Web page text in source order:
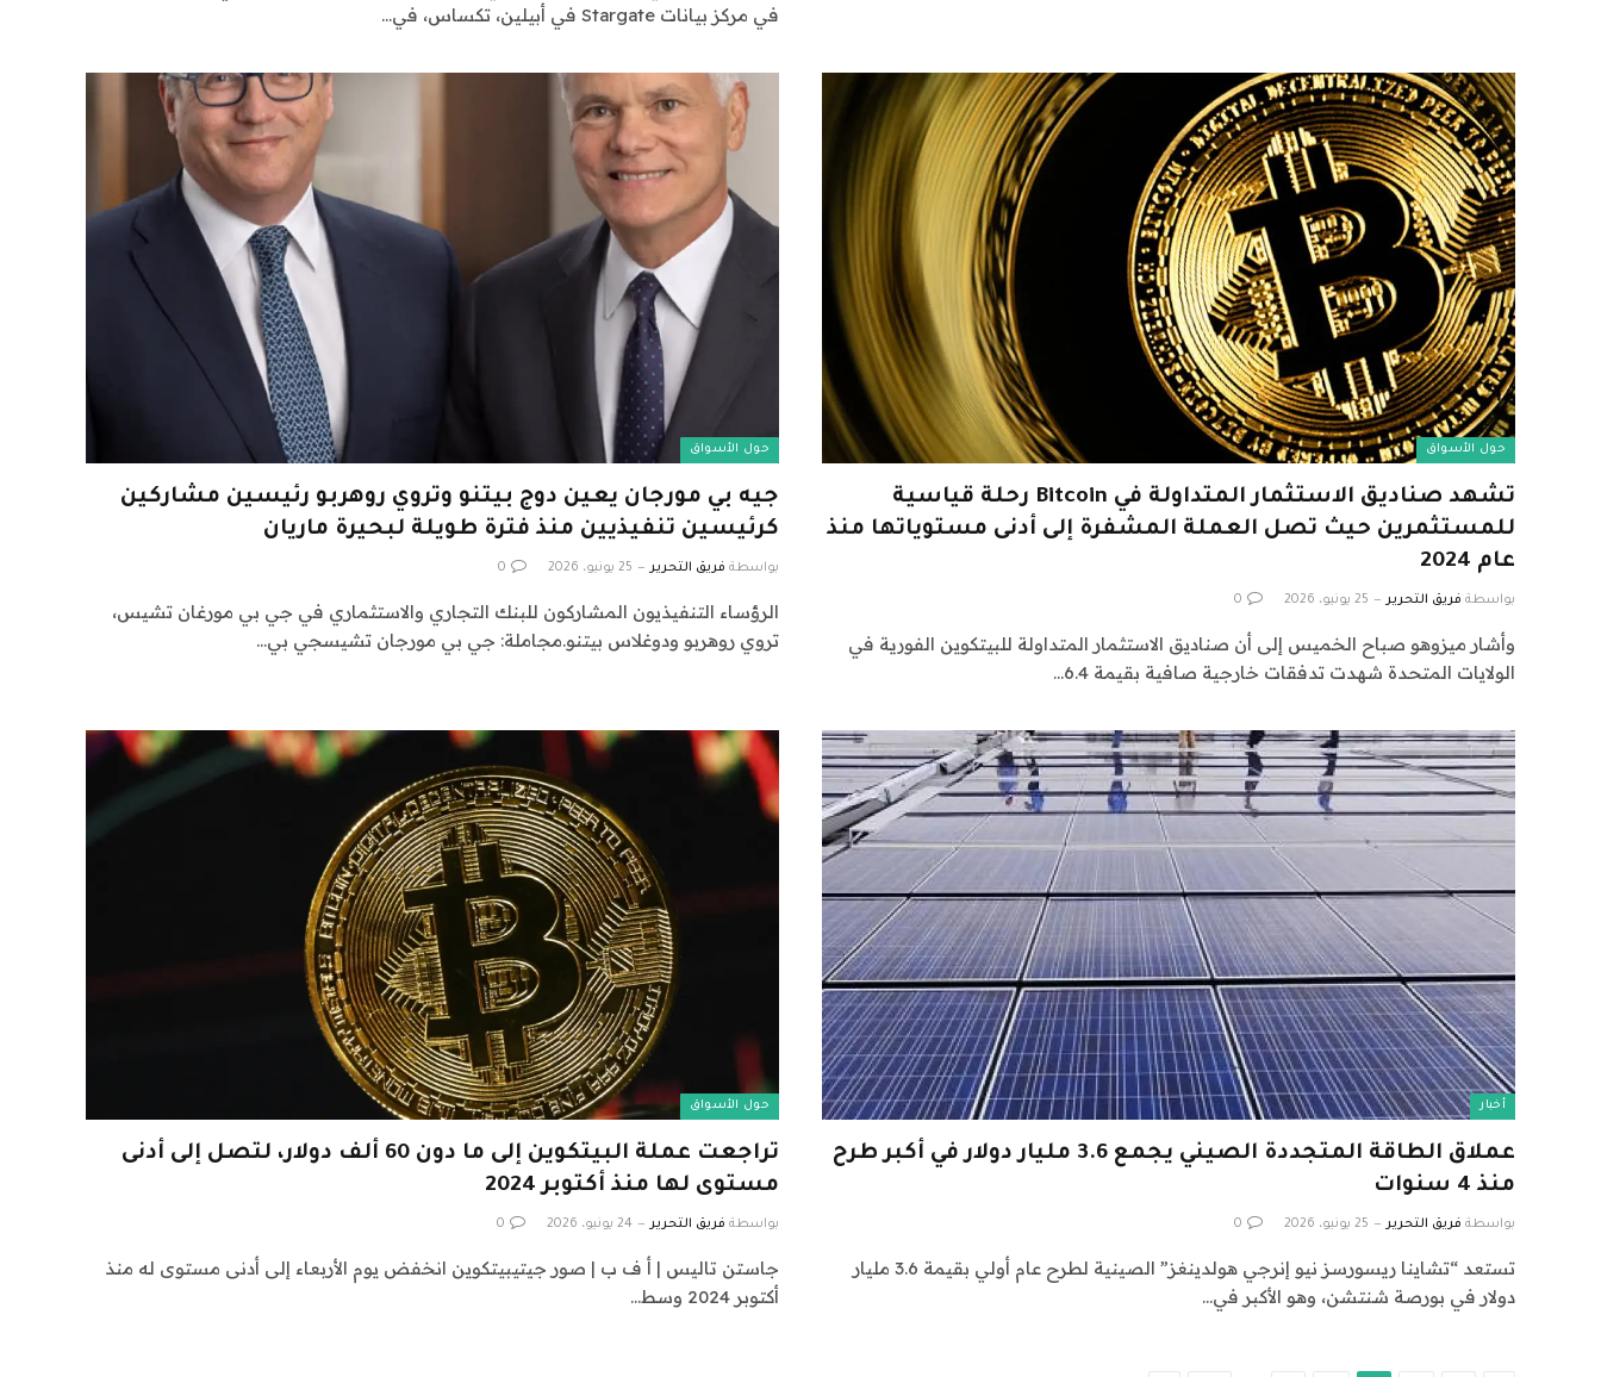
في مركز بيانات Stargate في أبيلين، تكساس، في…
حول الأسواق
تشهد صناديق الاستثمار المتداولة في Bitcoin رحلة قياسية
للمستثمرين حيث تصل العملة المشفرة إلى أدنى مستوياتها منذ
عام 2024
بواسطة فريق التحرير 25 يونيو، 2026 0
وأشار ميزوهو صباح الخميس إلى أن صناديق الاستثمار المتداولة للبيتكوين الفورية في
الولايات المتحدة شهدت تدفقات خارجية صافية بقيمة 6.4…
حول الأسواق
جيه بي مورجان يعين دوج بيتنو وتروي روهربو رئيسين مشاركين
كرئيسين تنفيذيين منذ فترة طويلة لبحيرة ماريان
بواسطة فريق التحرير 25 يونيو، 2026 0
الرؤساء التنفيذيون المشاركون للبنك التجاري والاستثماري في جي بي مورغان تشيس،
تروي روهربو ودوغلاس بيتنو.مجاملة: جي بي مورجان تشيسجي بي…
أخبار
عملاق الطاقة المتجددة الصيني يجمع 3.6 مليار دولار في أكبر طرح
منذ 4 سنوات
بواسطة فريق التحرير 25 يونيو، 2026 0
تستعد “تشاينا ريسورسز نيو إنرجي هولدينغز” الصينية لطرح عام أولي بقيمة 3.6 مليار
دولار في بورصة شنتشن، وهو الأكبر في…
حول الأسواق
تراجعت عملة البيتكوين إلى ما دون 60 ألف دولار، لتصل إلى أدنى
مستوى لها منذ أكتوبر 2024
بواسطة فريق التحرير 24 يونيو، 2026 0
جاستن تاليس | أ ف ب | صور جيتيبيتكوين انخفض يوم الأربعاء إلى أدنى مستوى له منذ
أكتوبر 2024 وسط…